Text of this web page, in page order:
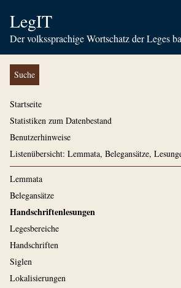
LegIT
Der volkssprachige Wortschatz der Leges
Suche
Startseite
Statistiken zum Datenbestand
Benutzerhinweise
Listenübersicht: Lemmata, Belegansätze,
Lemmata
Belegansätze
Handschriftenlesungen
Legesbereiche
Handschriften
Siglen
Lokalisierungen